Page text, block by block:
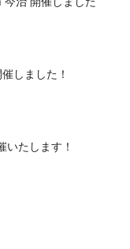
しました！
たします！